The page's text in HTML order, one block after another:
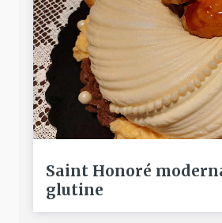
Saint Honoré
glutine